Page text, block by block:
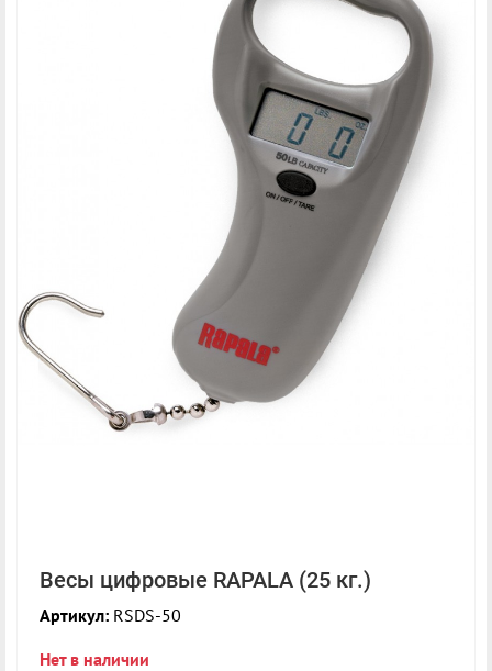
Весы цифровые RAPALA (25 кг.)
Артикул: RSDS-50
Нет в наличии